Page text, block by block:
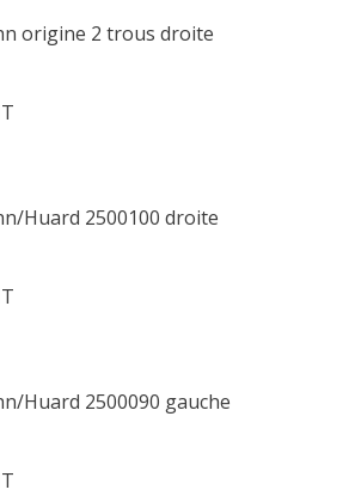
origine 2 trous droite
Huard 2500100 droite
Huard 2500090 gauche